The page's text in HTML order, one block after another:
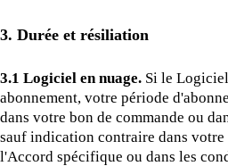
3. Durée et résiliation
3.1 Logiciel en nuage. Si le
abonnement, votre période
dans votre bon de commande ou
sauf indication contraire dans votre
l'Accord spécifique ou dans les